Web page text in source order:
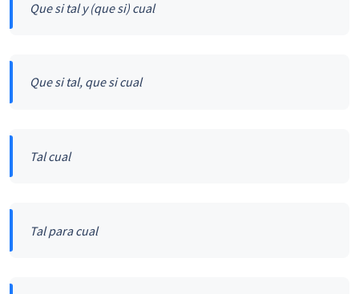
Que si tal y (que si) cual
Que si tal, que si cual
Tal cual
Tal para cual